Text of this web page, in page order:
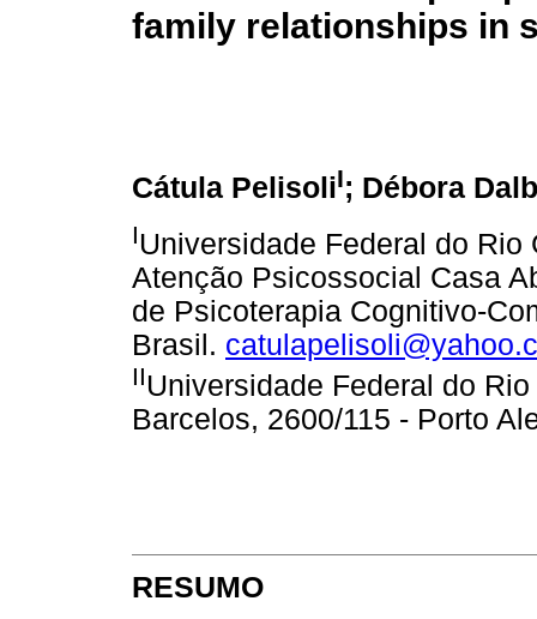
family relationships in
Cátula PelisoliI; Débora
IUniversidade Federal do Rio
Atenção Psicossocial Casa
de Psicoterapia Cognitivo-
Brasil.
IIUniversidade Federal do
Barcelos, 2600/115 - Porto
RESUMO